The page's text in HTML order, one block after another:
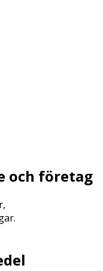
och företag